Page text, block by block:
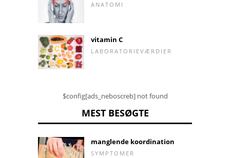
ANATOMI
vitamin C
LABORATORIEVÆRDIER
$config[ads_neboscreb] not found
MEST BESØGTE
manglende koordination
SYMPTOMER